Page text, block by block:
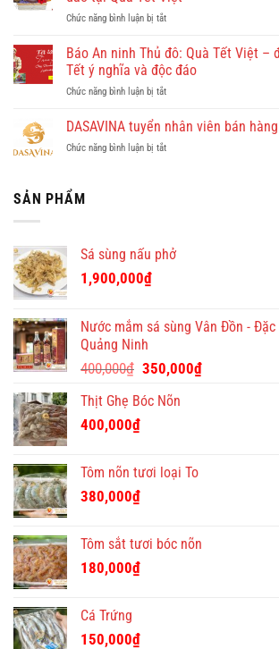
phá
Quy
cùng
Dulichkhatvongviet.com
Định
Online
Doan
–
ty
cho
giúp
theo
Chức năng bình luận bị tắtở
khảo
quà
tết
cao
cho
nghiệp
Tết
Việt
Báo An ninh Thủ đô: Quà Tết Việt –
Tết ý nghĩa và độc đáo
Chức năng bình luận bị tắtở
An
Thủ
chỉ
nghĩa
độc
đáo
DASAVINA tuyển nhân viên bán hàng
Chức năng bình luận bị tắtở
SẢN PHẨM
Sá sùng nấu phở
1,900,000₫
Nước mắm sá sùng Vân Đồn -
Quảng Ninh
400,000₫ Giá
là:
350,000₫Giá
Thịt Ghẹ Bóc Nõn
400,000₫
Tôm nõn tươi loại To
380,000₫
Tôm sắt tươi bóc nõn
180,000₫
Cá Trứng
150,000₫